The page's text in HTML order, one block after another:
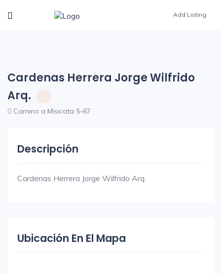
Add Listing
Cardenas Herrera Jorge Wilfrido
Arq.
Camino a Misicata 5-67
Descripción
Cardenas Herrera Jorge Wilfrido Arq.
Ubicación En El Mapa